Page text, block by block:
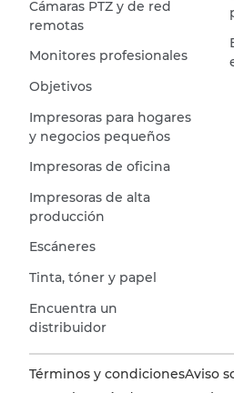
Cámaras PTZ y de red
remotas
Monitores profesionales
Objetivos
Impresoras para hogares
y negocios pequeños
Impresoras de oficina
Impresoras de alta
producción
Escáneres
Tinta, tóner y papel
Encuentra un
distribuidor
Términos y condicionesAviso